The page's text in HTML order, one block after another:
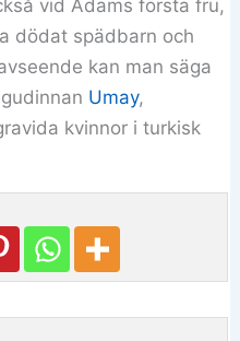
vid Adams första fru,
dödat spädbarn och
kan man säga
Umay,
kvinnor i turkisk